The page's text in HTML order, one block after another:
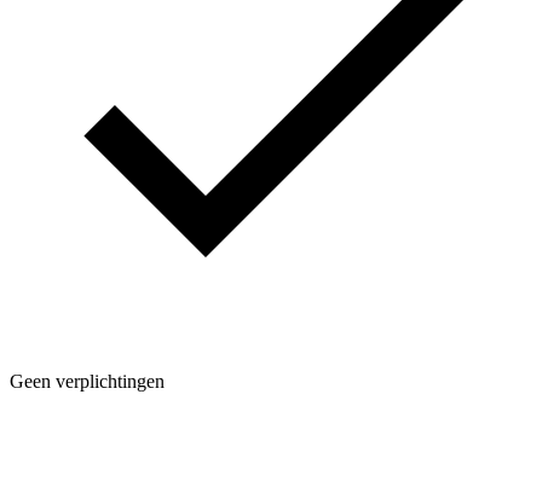
Geen verplichtingen